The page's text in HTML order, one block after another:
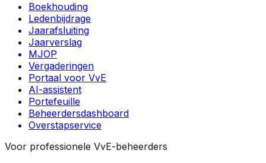
Boekhouding
Ledenbijdrage
Jaarafsluiting
Jaarverslag
MJOP
Vergaderingen
Portaal voor VvE
AI-assistent
Portefeuille
Beheerdersdashboard
Overstapservice
Voor professionele VvE-beheerders